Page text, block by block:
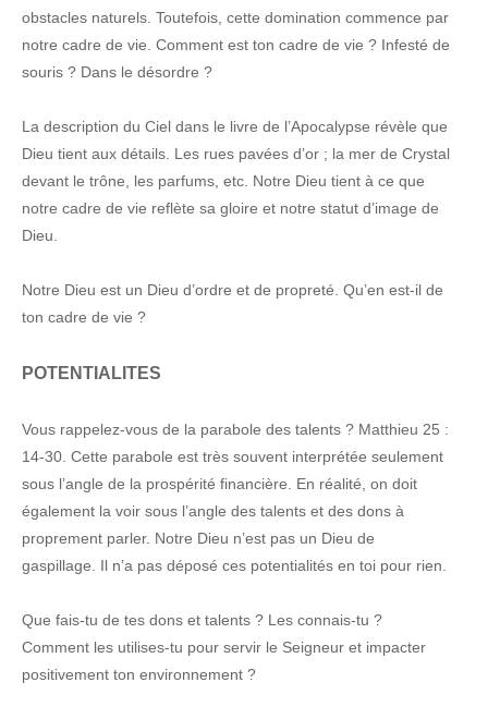
obstacles naturels. Toutefois, cette domination commence par
notre cadre de vie. Comment est ton cadre de vie ? Infesté de
souris ? Dans le désordre ?
La description du Ciel dans le livre de l’Apocalypse révèle que
Dieu tient aux détails. Les rues pavées d’or ; la mer de Crystal
devant le trône, les parfums, etc. Notre Dieu tient à ce que
notre cadre de vie reflète sa gloire et notre statut d’image de
Dieu.
Notre Dieu est un Dieu d’ordre et de propreté. Qu’en est-il de
ton cadre de vie ?
POTENTIALITES
Vous rappelez-vous de la parabole des talents ? Matthieu 25 :
14-30. Cette parabole est très souvent interprétée seulement
sous l’angle de la prospérité financière. En réalité, on doit
également la voir sous l’angle des talents et des dons à
proprement parler. Notre Dieu n’est pas un Dieu de
gaspillage. Il n’a pas déposé ces potentialités en toi pour rien.
Que fais-tu de tes dons et talents ? Les connais-tu ?
Comment les utilises-tu pour servir le Seigneur et impacter
positivement ton environnement ?